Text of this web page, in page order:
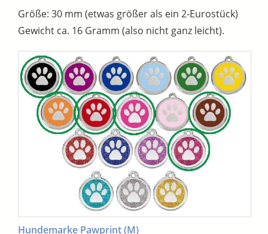
Größe: 30 mm (etwas größer als ein 2-Eurostück)
Gewicht ca. 16 Gramm (also nicht ganz leicht).
Hundemarke Pawprint (M)